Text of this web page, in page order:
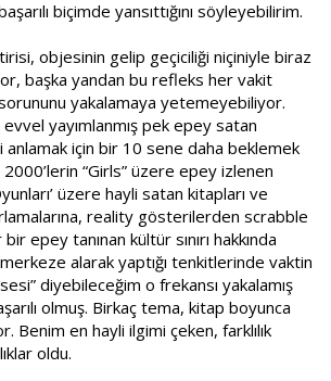
biçimde yansıttığını söyleyebilirim.
objesinin gelip geçiciliği niçiniyle biraz
başka yandan bu refleks her vakit
yakalamaya yetemeyebiliyor.
yayımlanmış pek epey satan
anlamak için bir 10 sene daha beklemek
“Girls” üzere epey izlenen
üzere hayli satan kitapları ve
reality gösterilerden scrabble
epey tanınan kültür sınırı hakkında
alarak yaptığı tenkitlerinde vaktin
diyebileceğim o frekansı yakalamış
olmuş. Birkaç tema, kitap boyunca
Benim en hayli ilgimi çeken, farklılık
oldu.